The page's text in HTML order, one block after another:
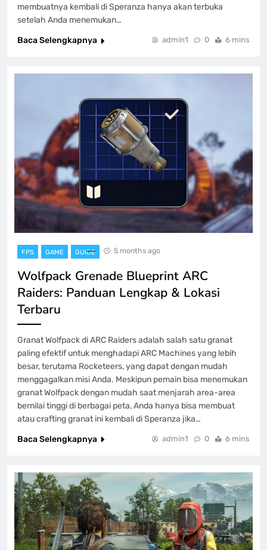
membuatnya kembali di Speranza hanya akan terbuka
setelah Anda menemukan…
Baca Selengkapnya
admin1 0 6 mins
FPS GAME GUIDE 5 months ago
Wolfpack Grenade Blueprint ARC
Raiders: Panduan Lengkap & Lokasi
Terbaru
Granat Wolfpack di ARC Raiders adalah salah satu granat
paling efektif untuk menghadapi ARC Machines yang lebih
besar, terutama Rocketeers, yang dapat dengan mudah
menggagalkan misi Anda. Meskipun pemain bisa menemukan
granat Wolfpack dengan mudah saat menjarah area-area
bernilai tinggi di berbagai peta, Anda hanya bisa membuat
atau crafting granat ini kembali di Speranza jika…
Baca Selengkapnya
admin1 0 6 mins